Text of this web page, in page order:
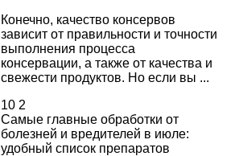
Конечно, качество консервов
зависит от правильности и точности
выполнения процесса
консервации, а также от качества и
свежести продуктов. Но если вы ...
10 2
Самые главные обработки от
болезней и вредителей в июле:
удобный список препаратов